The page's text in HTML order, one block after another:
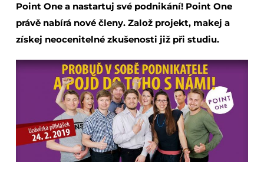
Point One a nastartuj své podnikání! Point One
právě nabírá nové členy. Založ projekt, makej a
získej neocenitelné zkušenosti již při studiu.